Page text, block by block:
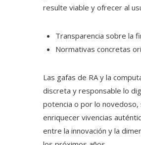
resulte viable y ofrecer al
Transparencia sobre la
Normativas concretas
Las gafas de RA y la
discreta y responsable lo
potencia o por lo
enriquecer vivencias
entre la innovación y la